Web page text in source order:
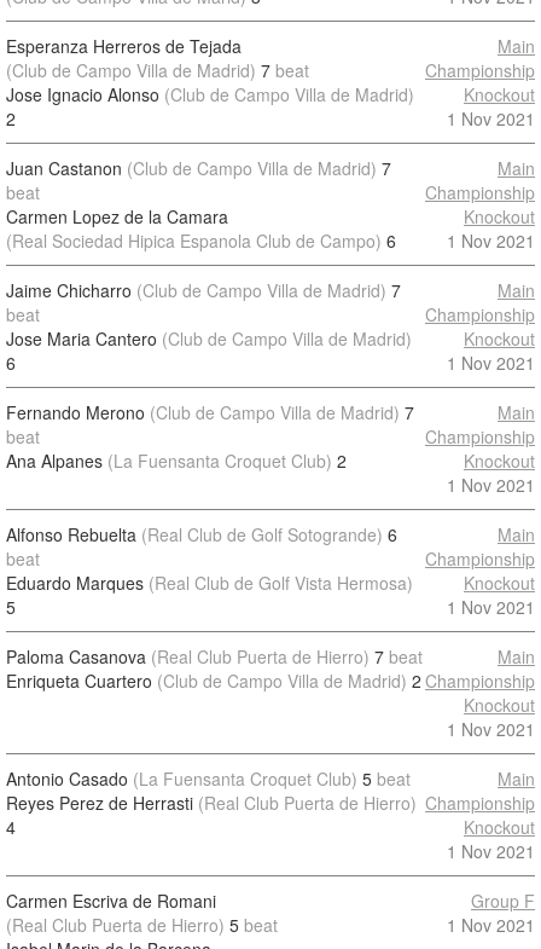
Esperanza Herreros de Tejada
(Club de Campo Villa de Madrid) 7 beat
Jose Ignacio Alonso (Club de Campo Villa de Madrid)
2
Main
Championship
Knockout
1 Nov 2021
Juan Castanon (Club de Campo Villa de Madrid) 7
beat
Carmen Lopez de la Camara
(Real Sociedad Hipica Espanola Club de Campo) 6
Main
Championship
Knockout
1 Nov 2021
Jaime Chicharro (Club de Campo Villa de Madrid) 7
beat
Jose Maria Cantero (Club de Campo Villa de Madrid)
6
Main
Championship
Knockout
1 Nov 2021
Fernando Merono (Club de Campo Villa de Madrid) 7
beat
Ana Alpanes (La Fuensanta Croquet Club) 2
Main
Championship
Knockout
1 Nov 2021
Alfonso Rebuelta (Real Club de Golf Sotogrande) 6
beat
Eduardo Marques (Real Club de Golf Vista Hermosa)
5
Main
Championship
Knockout
1 Nov 2021
Paloma Casanova (Real Club Puerta de Hierro) 7 beat
Enriqueta Cuartero (Club de Campo Villa de Madrid) 2
Main
Championship
Knockout
1 Nov 2021
Antonio Casado (La Fuensanta Croquet Club) 5 beat
Reyes Perez de Herrasti (Real Club Puerta de Hierro)
4
Main
Championship
Knockout
1 Nov 2021
Carmen Escriva de Romani
(Real Club Puerta de Hierro) 5 beat
Group F
1 Nov 2021